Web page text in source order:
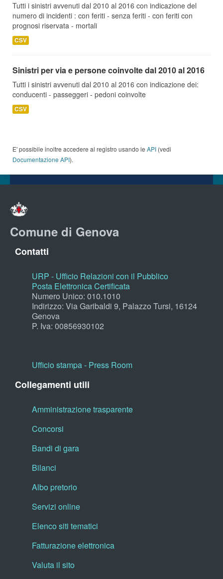
Tutti i sinistri avvenuti dal 2010 al 2016 con indicazione del
numero di incidenti : con feriti - senza feriti - con feriti con
prognosi riservata - mortali
CSV
Sinistri per via e persone coinvolte dal 2010 al 2016
Tutti i sinistri avvenuti dal 2010 al 2016 con indicazione dei:
conducenti - passeggeri - pedoni coinvolte
CSV
E' possibile inoltre accedere al registro usando le API (vedi
Documentazione API).
Comune di Genova
Contatti
URP - Ufficio Relazioni con il Pubblico
Posta Elettronica Certificata
Numero Unico: 010.1010
Indirizzo: Via Garibaldi 9, Palazzo Tursi, 16124
Genova
P. Iva: 00856930102
Ufficio stampa - Press Room
Collegamenti utili
Amministrazione trasparente
Concorsi
Bandi di gara
Bilanci
Albo pretorio
Servizi online
Elenco siti tematici
Fatturazione elettronica
Valuta il sito